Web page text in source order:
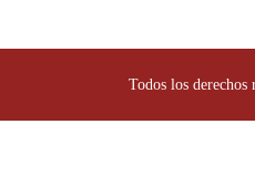
Todos los derechos